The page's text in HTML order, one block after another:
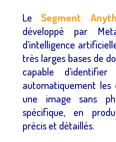
LeSegment
développé par
d’intelligence
très larges bases de
capable
automatiquement les
une image sans
spécifique, en
précis et détaillés.